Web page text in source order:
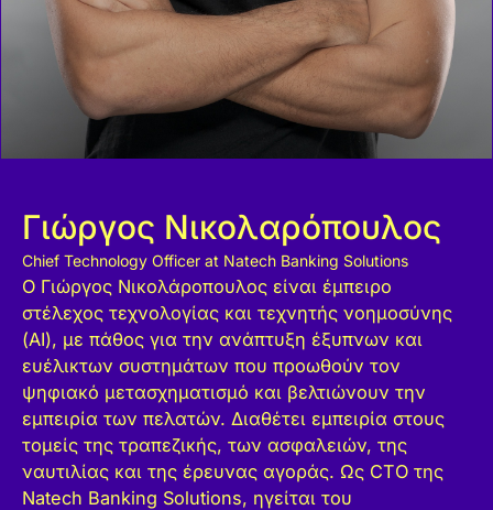
Γιώργος Νικολαρόπουλος
Chief Technology Officer at Natech Banking Solutions
Ο Γιώργος Νικολάροπουλος είναι έμπειρο
στέλεχος τεχνολογίας και τεχνητής νοημοσύνης
(AI), με πάθος για την ανάπτυξη έξυπνων και
ευέλικτων συστημάτων που προωθούν τον
ψηφιακό μετασχηματισμό και βελτιώνουν την
εμπειρία των πελατών. Διαθέτει εμπειρία στους
τομείς της τραπεζικής, των ασφαλειών, της
ναυτιλίας και της έρευνας αγοράς. Ως CTO της
Natech Banking Solutions, ηγείται του